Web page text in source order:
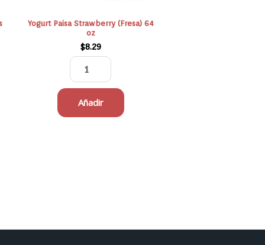
Yogurt Paisa Strawberry (Fresa) 64
oz
$8.29
Añadir